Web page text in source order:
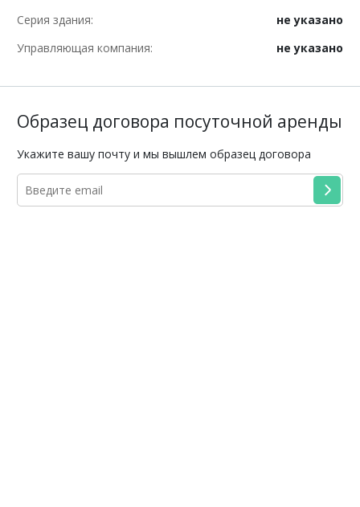
Серия здания:
не указано
Управляющая компания:
не указано
Образец договора посуточной аренды
Укажите вашу почту и мы вышлем образец договора